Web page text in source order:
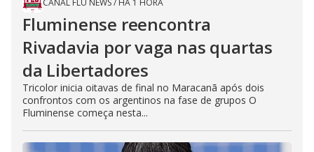
CANAL FLU NEWS/ HÁ 1 HORA
Fluminense reencontra
Rivadavia por vaga nas quartas
da Libertadores
Tricolor inicia oitavas de final no Maracanã após dois
confrontos com os argentinos na fase de grupos O
Fluminense começa nesta...